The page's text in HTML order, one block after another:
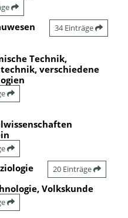
34 Einträge
Technik,
verschiedene
20 Einträge
Volkskunde